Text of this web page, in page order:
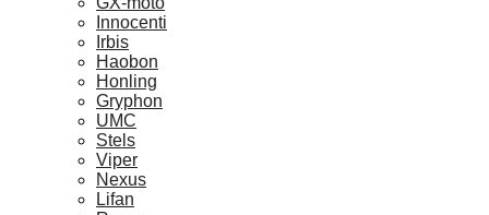
Innocenti
Irbis
Haobon
Honling
Gryphon
UMC
Stels
Viper
Nexus
Lifan